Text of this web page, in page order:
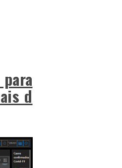
d